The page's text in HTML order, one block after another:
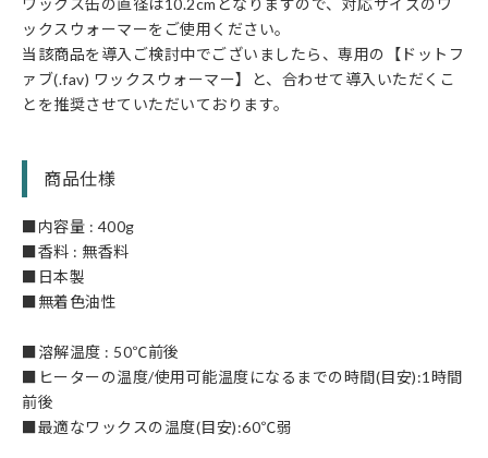
ワックス缶の直径は10.2cmとなりますので、対応サイズのワ
ックスウォーマーをご使用ください。
当該商品を導入ご検討中でございましたら、専用の【ドットフ
ァブ(.fav) ワックスウォーマー】と、合わせて導入いただくこ
とを推奨させていただいております。
商品仕様
■内容量 : 400g
■香料 : 無香料
■日本製
■無着色油性
■溶解温度 : 50℃前後
■ヒーターの温度/使用可能温度になるまでの時間(目安):1時間
前後
■最適なワックスの温度(目安):60℃弱